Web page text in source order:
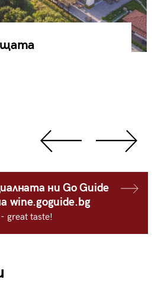
ни Go Guide
wine.goguide.bg
great taste!